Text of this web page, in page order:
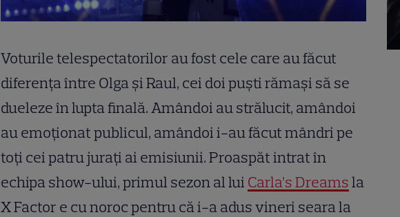
Voturile telespectatorilor au fost cele care au făcut
diferenţa între Olga şi Raul, cei doi puşti rămaşi să se
dueleze în lupta finală. Amândoi au strălucit, amândoi
au emoţionat publicul, amândoi i-au făcut mândri pe
toţi cei patru juraţi ai emisiunii. Proaspăt intrat în
echipa show-ului, primul sezon al lui Carla’s Dreamsla
X Factor e cu noroc pentru că i-a adus vineri seara la